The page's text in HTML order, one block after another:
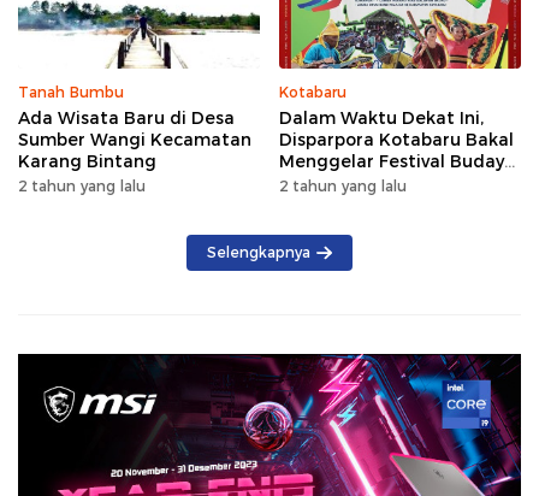
Tanah Bumbu
Ada Wisata Baru di Desa
Sumber Wangi Kecamatan
Karang Bintang
2 tahun yang lalu
Kotabaru
Dalam Waktu Dekat Ini,
Disparpora Kotabaru Bakal
Menggelar Festival Budaya
Saijaan 2024
2 tahun yang lalu
Selengkapnya